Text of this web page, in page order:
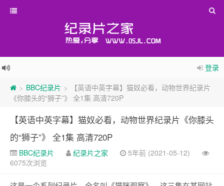
登录
> BBC纪录片 >
【英语中英字幕】猫奴必看，动物世界纪录片
《你膝头的“狮子”》 全1集 高清720P
【英语中英字幕】猫奴必看，动物世界纪录片《你膝头
的“狮子”》 全1集 高清720P
BBC纪录片 纪录片之家
5年前 (2021-05-12)
6075次浏览